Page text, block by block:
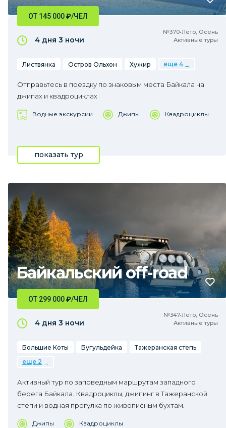
№370•Лето, Осень
Активные туры
ОТ 145 000₽/ЧЕЛ
4 дня 3 ночи
Листвянка Остров Ольхон Хужир еще 4
Отправьтесь в поездку по знаковым места Байкала на
джипах и квадроциклах
Водные экскурсии Джипы Квадроциклы
показать тур
Байкальский off-road
№347•Лето, Осень
Активные туры
ОТ 299 000₽/ЧЕЛ
4 дня 3 ночи
Большие Коты Бугульдейка
Тажеранская степь
еще 2
Активный тур по заповедным маршрутам западного
берега Байкала. Квадроциклы, джипинг в Тажеранской
степи и водная прогулка по живописным бухтам.
Джипы Квадроциклы